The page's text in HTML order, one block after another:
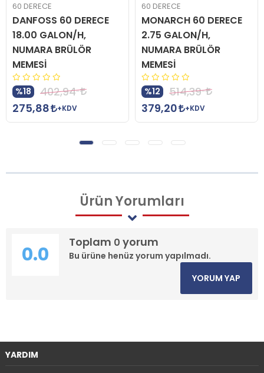
60 DERECE
DANFOSS 60 DERECE
18.00 GALON/H,
NUMARA BRÜLÖR
MEMESİ
%18
402,94
275,88
+KDV
60 DERECE
MONARCH 60 DERECE
2.75 GALON/H,
NUMARA BRÜLÖR
MEMESİ
%12
514,39
379,20
+KDV
ÜrünYorumları
Toplam 0 yorum
Bu ürüne henüz yorum yapılmadı.
0.0
YORUM YAP
YARDIM